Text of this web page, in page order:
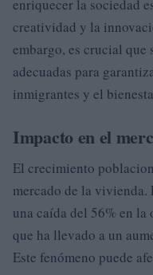
enriquecer la sociedad
creatividad y la
embargo, es crucial
adecuadas para
inmigrantes y el
Impacto en el
El crecimiento
mercado de la vivienda.
una caída del 56% en
que ha llevado a un
Este fenómeno puede